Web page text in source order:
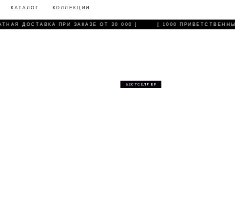
КАТАЛОГ КОЛЛЕКЦИИ
ДОСТАВКА ПРИ ЗАКАЗЕ ОТ 30 000 ] [ 1000
БЕСТСЕЛЛЕР